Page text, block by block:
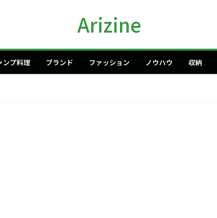
Arizine
ンプ料理 ブランド ファッション ノウハウ 収納